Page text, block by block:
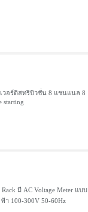
วอร์ดิสทริบิวชั่น 8 แชนแนล 8
starting
มี AC Voltage Meter แบบ
า 100-300V 50-60Hz